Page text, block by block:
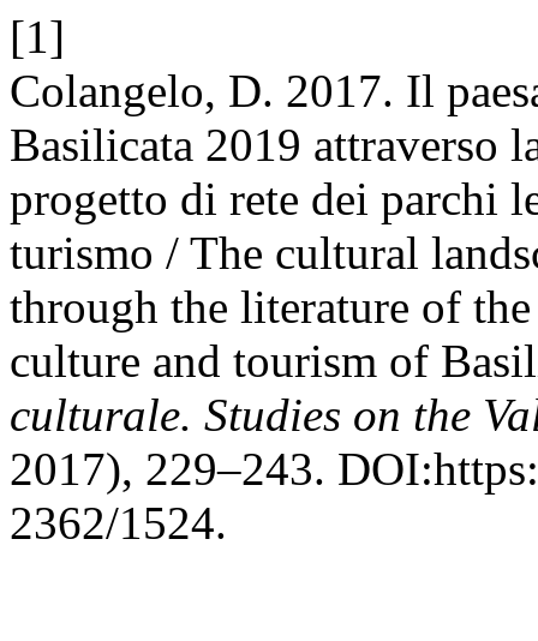
[1]
Colangelo, D. 2017. Il
Basilicata 2019 attraverso
progetto di rete dei parchi
turismo / The cultural
through the literature of
culture and tourism of
culturale. Studies on the
2017), 229–243.
2362/1524.